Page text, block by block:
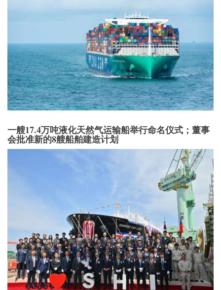
一艘17.4万吨液化天然气运输船举行命名仪式；董事
会批准新的8艘船舶建造计划